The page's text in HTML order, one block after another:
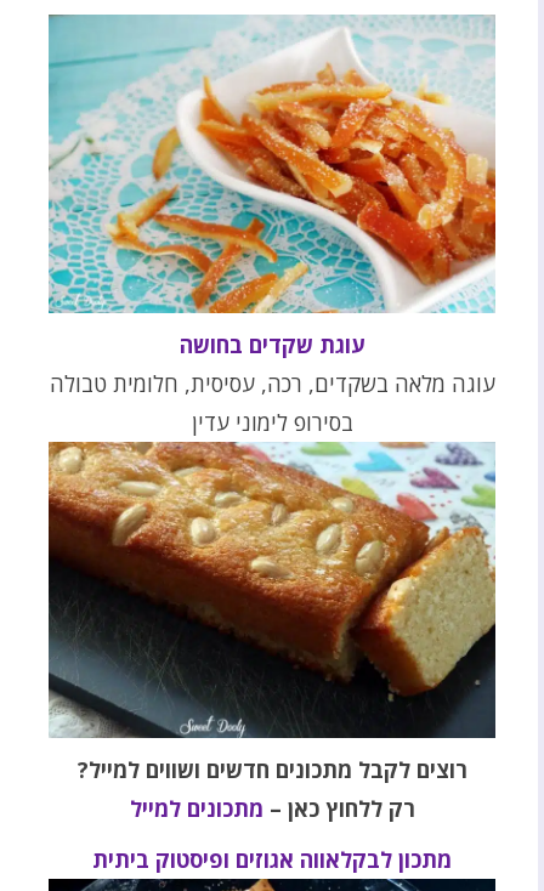
עוגת שקדים בחושה
עוגה מלאה בשקדים, רכה, עסיסית, חלומית טבולה
בסירופ לימוני עדין
רוצים לקבל מתכונים חדשים ושווים למייל?
רק ללחוץ כאן – מתכונים למייל
מתכון לבקלאווה אגוזים ופיסטוק ביתית